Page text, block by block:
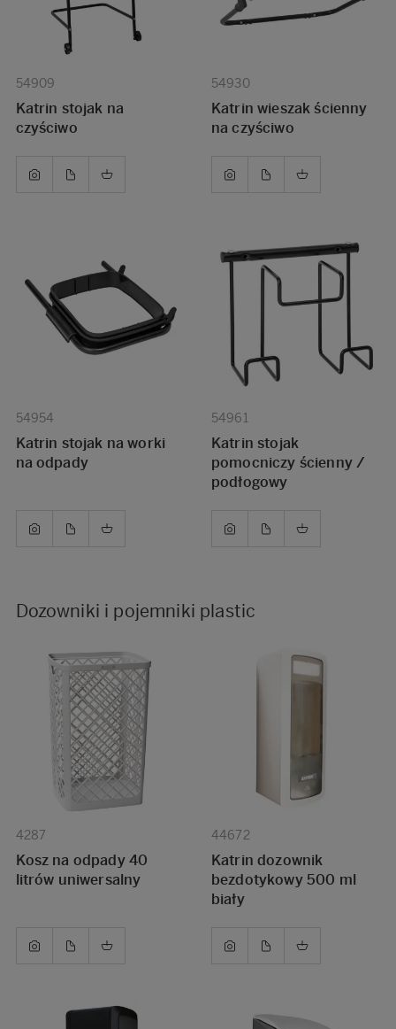
54909
Katrin stojak na
czyściwo
54930
Katrin wieszak ścienny
na czyściwo
54954
Katrin stojak na worki
na odpady
54961
Katrin stojak
pomocniczy ścienny /
podłogowy
Dozowniki i pojemniki plastic
4287
Kosz na odpady 40
litrów uniwersalny
44672
Katrin dozownik
bezdotykowy 500 ml
biały